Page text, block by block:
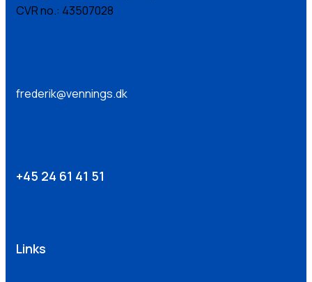
CVR no.: 43507028
frederik@vennings.dk
+45 24 61 41 51
Links